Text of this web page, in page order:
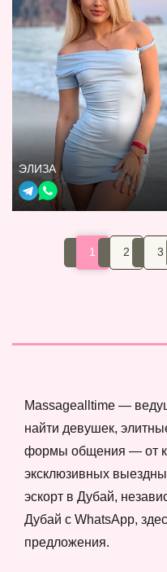
ЭЛИЗА
1 2 3
Massagealltime —
найти девушек,
формы общения — от
эксклюзивных
эскорт в Дубай,
Дубай с WhatsApp,
предложения.